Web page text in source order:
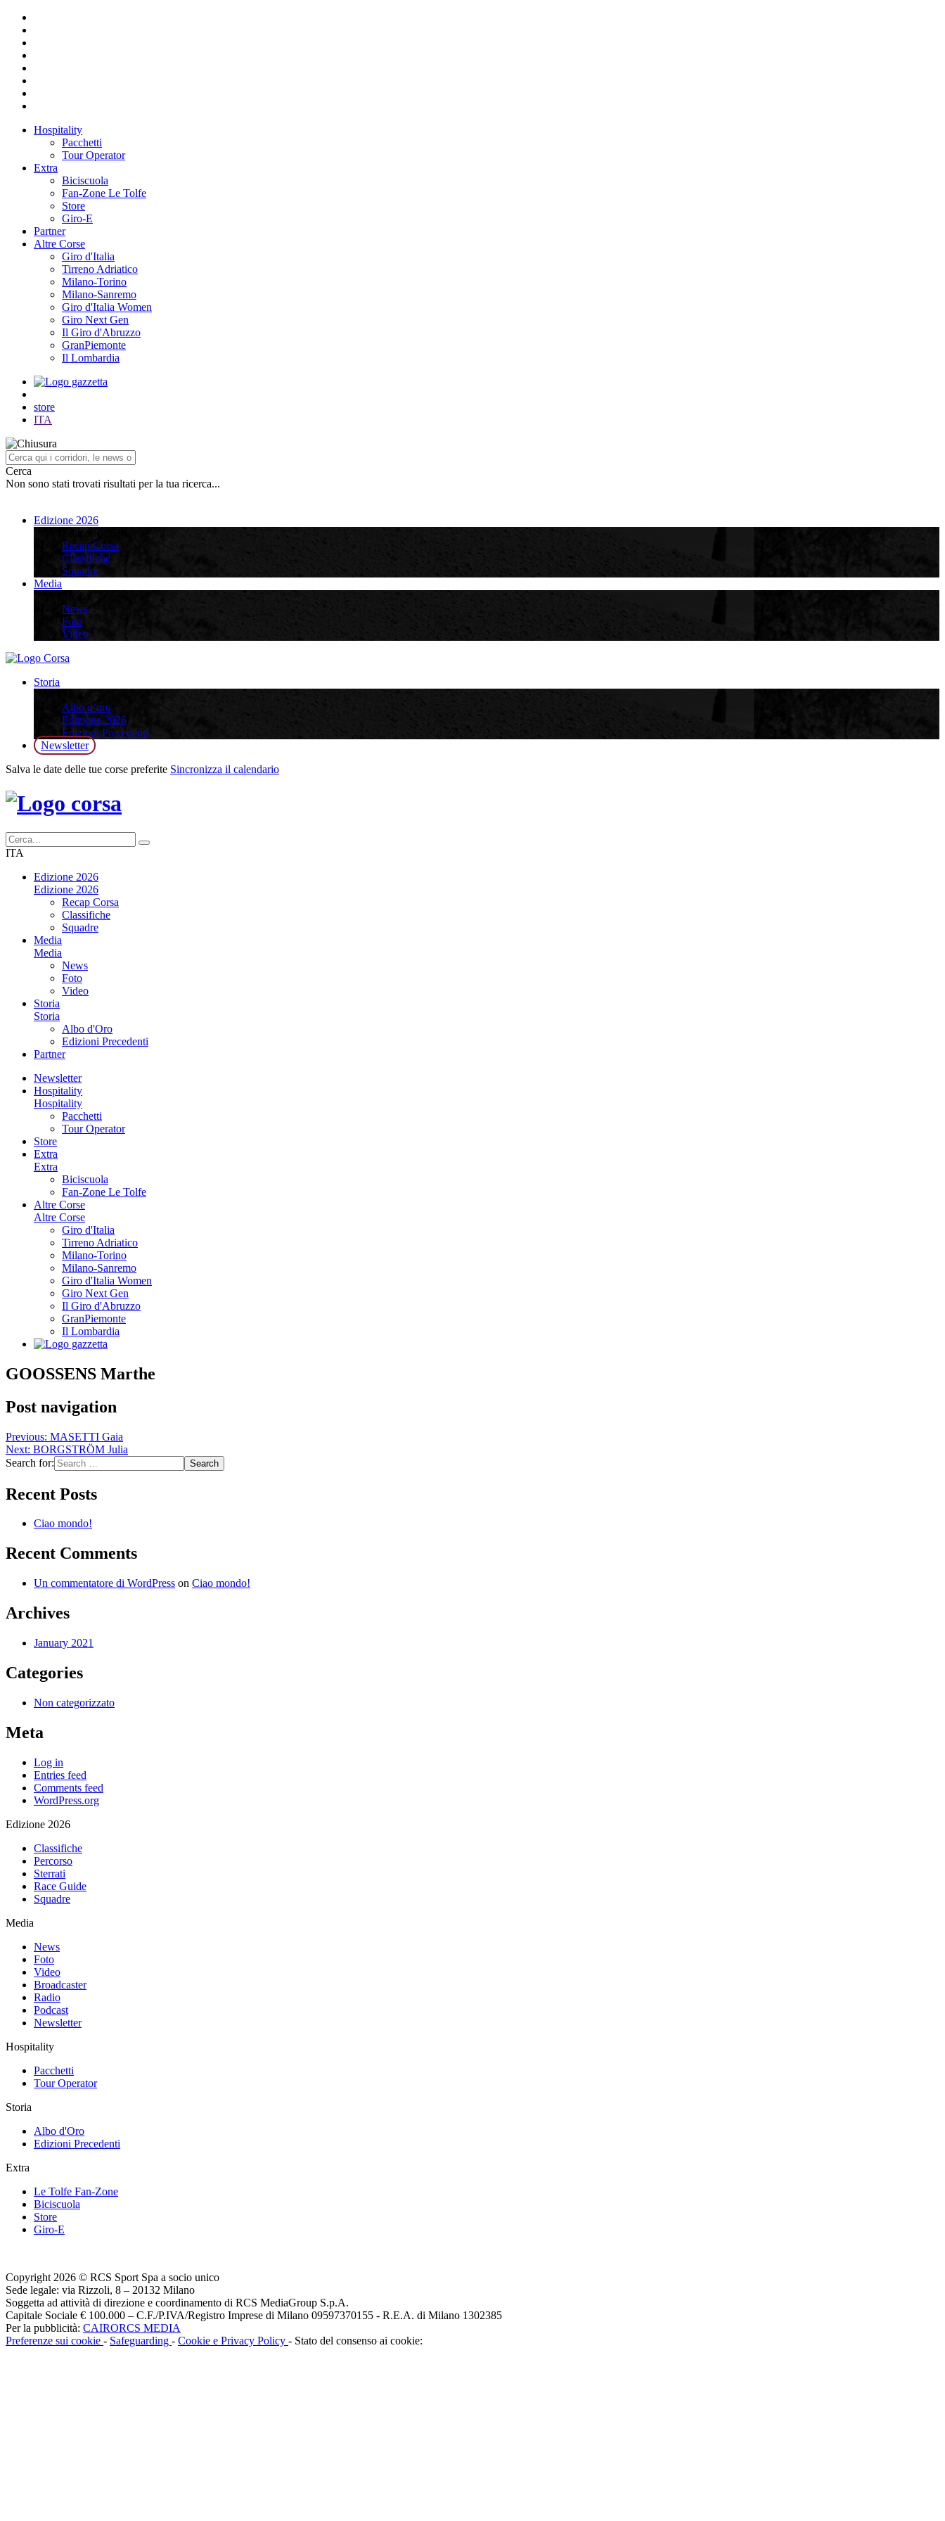
Hospitality
Pacchetti
Tour Operator
Extra
Biciscuola
Fan-Zone Le Tolfe
Store
Giro-E
Partner
Altre Corse
Giro d'Italia
Tirreno Adriatico
Milano-Torino
Milano-Sanremo
Giro d'Italia Women
Giro Next Gen
Il Giro d'Abruzzo
GranPiemonte
Il Lombardia
store
ITA
Cerca
Non sono stati trovati risultati per la tua ricerca...
Edizione 2026
Recap Corsa
Classifiche
Squadre
Media
News
Foto
Video
Storia
Albo d’oro
Edizione 2026
Edizioni Precedenti
Newsletter
Salva le date delle tue corse preferite Sincronizza il calendario
ITA
Edizione 2026
Edizione 2026
Recap Corsa
Classifiche
Squadre
Media
Media
News
Foto
Video
Storia
Storia
Albo d'Oro
Edizioni Precedenti
Partner
Newsletter
Hospitality
Hospitality
Pacchetti
Tour Operator
Store
Extra
Extra
Biciscuola
Fan-Zone Le Tolfe
Altre Corse
Altre Corse
Giro d'Italia
Tirreno Adriatico
Milano-Torino
Milano-Sanremo
Giro d'Italia Women
Giro Next Gen
Il Giro d'Abruzzo
GranPiemonte
Il Lombardia
GOOSSENS Marthe
Post navigation
Previous: MASETTI Gaia
Next: BORGSTRÖM Julia
Search for:
Recent Posts
Ciao mondo!
Recent Comments
Un commentatore di WordPress on Ciao mondo!
Archives
January 2021
Categories
Non categorizzato
Meta
Log in
Entries feed
Comments feed
WordPress.org
Edizione 2026
Classifiche
Percorso
Sterrati
Race Guide
Squadre
Media
News
Foto
Video
Broadcaster
Radio
Podcast
Newsletter
Hospitality
Pacchetti
Tour Operator
Storia
Albo d'Oro
Edizioni Precedenti
Extra
Le Tolfe Fan-Zone
Biciscuola
Store
Giro-E
Copyright 2026 © RCS Sport Spa a socio unico
Sede legale: via Rizzoli, 8 – 20132 Milano
Soggetta ad attività di direzione e coordinamento di RCS MediaGroup S.p.A.
Capitale Sociale € 100.000 – C.F./P.IVA/Registro Imprese di Milano 09597370155 - R.E.A. di Milano 1302385
Per la pubblicità: CAIRORCS MEDIA
Preferenze sui cookie - Safeguarding - Cookie e Privacy Policy - Stato del consenso ai cookie: